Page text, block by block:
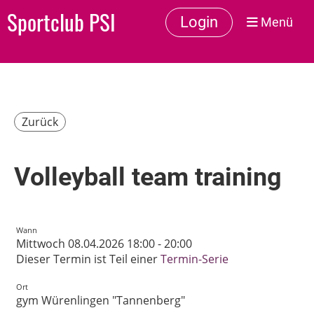
Sportclub PSI Login Menü
Zurück
Volleyball team training
Wann
Mittwoch 08.04.2026 18:00 - 20:00
Dieser Termin ist Teil einerTermin-Serie
Ort
gym Würenlingen "Tannenberg"